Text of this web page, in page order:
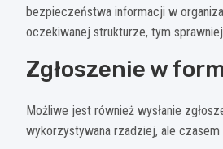
bezpieczeństwa informacji w
oczekiwanej strukturze, tym
Zgłoszenie w
Możliwe jest również wysłanie
wykorzystywana rzadziej, ale